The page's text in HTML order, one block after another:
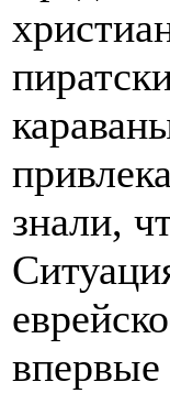
знали,
впервые